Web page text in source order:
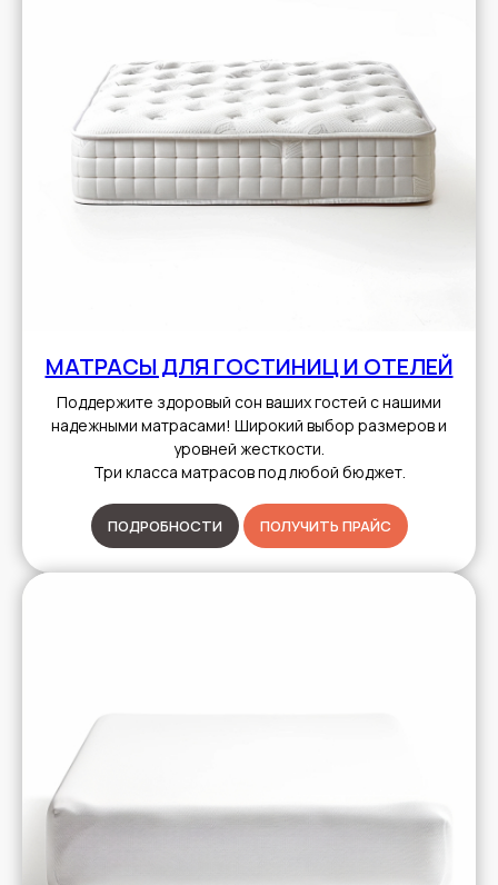
МАТРАСЫ ДЛЯ ГОСТИНИЦ И ОТЕЛЕЙ
Поддержите здоровый сон ваших гостей с нашими
надежными матрасами! Широкий выбор размеров и
уровней жесткости.
Три класса матрасов под любой бюджет.
ПОДРОБНОСТИ ПОЛУЧИТЬ ПРАЙС